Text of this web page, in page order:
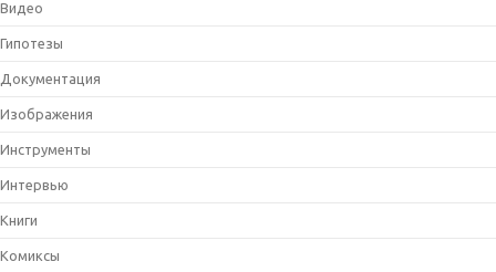
Видео
Гипотезы
Документация
Изображения
Инструменты
Интервью
Книги
Комиксы